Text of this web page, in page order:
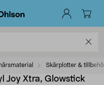
Skärplotter &
Joy Xtra, Glowstick